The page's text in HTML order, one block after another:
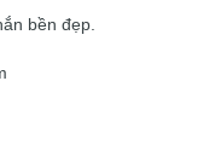
bền đẹp.